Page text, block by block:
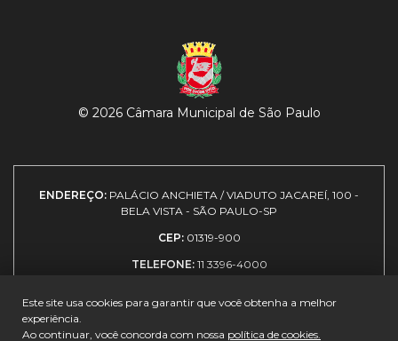
© 2026 Câmara Municipal de São Paulo
ENDEREÇO: PALÁCIO ANCHIETA / VIADUTO JACAREÍ, 100 -
BELA VISTA - SÃO PAULO-SP
CEP: 01319-900
TELEFONE: 11 3396-4000
Expediente|
Política de
|
Como
|
Guia de
Este site usa cookies para garantir que você obtenha a melhor
experiência.
Ao continuar, você concorda com nossa política de cookies.